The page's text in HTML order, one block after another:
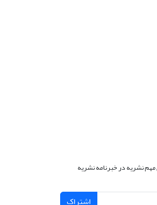
مهم نشریه در خبرنامه نشریه
اشتراک